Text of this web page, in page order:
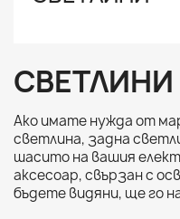
СВЕТЛИНИ
Ако имате нужда от
светлина, задна
шасито на вашия
аксесоар, свързан с
бъдете видяни, ще го